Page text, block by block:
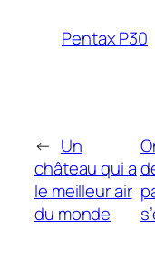
Pentax P30
← Un
château qui a
le meilleur air
du monde